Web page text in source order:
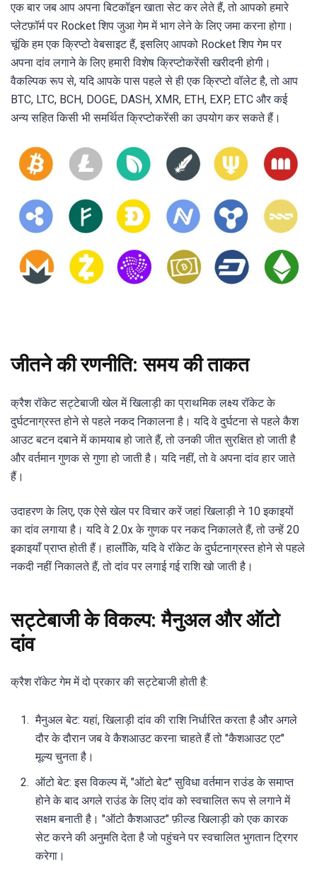
एक बार जब आप अपना बिटकॉइन खाता सेट कर लेते हैं, तो आपको हमारे
प्लेटफ़ॉर्म पर Rocket शिप जुआ गेम में भाग लेने के लिए जमा करना होगा।
चूंकि हम एक क्रिप्टो वेबसाइट हैं, इसलिए आपको Rocket शिप गेम पर
अपना दांव लगाने के लिए हमारी विशेष क्रिप्टोकरेंसी खरीदनी होगी।
वैकल्पिक रूप से, यदि आपके पास पहले से ही एक क्रिप्टो वॉलेट है, तो आप
BTC, LTC, BCH, DOGE, DASH, XMR, ETH, EXP, ETC और कई
अन्य सहित किसी भी समर्थित क्रिप्टोकरेंसी का उपयोग कर सकते हैं।
जीतने की रणनीति: समय की ताकत
क्रैश रॉकेट सट्टेबाजी खेल में खिलाड़ी का प्राथमिक लक्ष्य रॉकेट के
दुर्घटनाग्रस्त होने से पहले नकद निकालना है। यदि वे दुर्घटना से पहले कैश
आउट बटन दबाने में कामयाब हो जाते हैं, तो उनकी जीत सुरक्षित हो जाती है
और वर्तमान गुणक से गुणा हो जाती है। यदि नहीं, तो वे अपना दांव हार जाते
हैं।
उदाहरण के लिए, एक ऐसे खेल पर विचार करें जहां खिलाड़ी ने 10 इकाइयों
का दांव लगाया है। यदि वे 2.0x के गुणक पर नकद निकालते हैं, तो उन्हें 20
इकाइयाँ प्राप्त होती हैं। हालाँकि, यदि वे रॉकेट के दुर्घटनाग्रस्त होने से पहले
नकदी नहीं निकालते हैं, तो दांव पर लगाई गई राशि खो जाती है।
सट्टेबाजी के विकल्प: मैनुअल और ऑटो
दांव
क्रैश रॉकेट गेम में दो प्रकार की सट्टेबाजी होती है:
मैनुअल बेट: यहां, खिलाड़ी दांव की राशि निर्धारित करता है और अगले
दौर के दौरान जब वे कैशआउट करना चाहते हैं तो "कैशआउट एट"
मूल्य चुनता है।
ऑटो बेट: इस विकल्प में, "ऑटो बेट" सुविधा वर्तमान राउंड के समाप्त
होने के बाद अगले राउंड के लिए दांव को स्वचालित रूप से लगाने में
सक्षम बनाती है। "ऑटो कैशआउट" फ़ील्ड खिलाड़ी को एक कारक
सेट करने की अनुमति देता है जो पहुंचने पर स्वचालित भुगतान ट्रिगर
करेगा।